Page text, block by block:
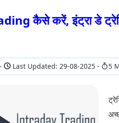
कैसे करें, इंट्रा डे
Last Updated: 29-08-2025 5